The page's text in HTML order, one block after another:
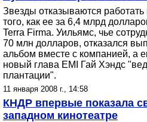
Звезды отказываются
того, как ее за 6,4 млрд
Terra Firma. Уильямс, чье
70 млн долларов, отказался
альбом вместе с компанией, а
новый глава EMI Гай Хэндс
плантации".
11 января 2008 г., 14:58
КНДР впервые показала
западном кинотеатре